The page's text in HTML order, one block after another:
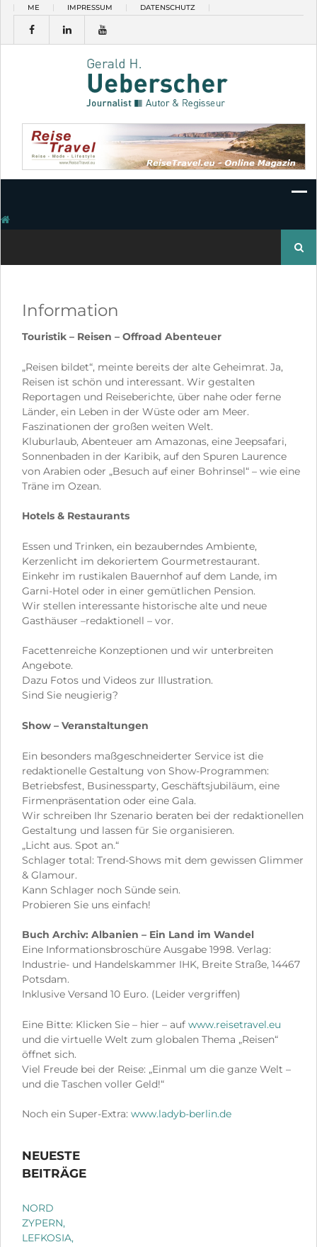
Skip
content
ME IMPRESSUM DATENSCHUTZ
nach:
Information
Touristik – Reisen – Offroad Abenteuer
„Reisen bildet“, meinte bereits der alte Geheimrat. Ja,
Reisen ist schön und interessant. Wir gestalten
Reportagen und Reiseberichte, über nahe oder ferne
Länder, ein Leben in der Wüste oder am Meer.
Faszinationen der großen weiten Welt.
Kluburlaub, Abenteuer am Amazonas, eine Jeepsafari,
Sonnenbaden in der Karibik, auf den Spuren Laurence
von Arabien oder „Besuch auf einer Bohrinsel“ – wie eine
Träne im Ozean.
Hotels & Restaurants
Essen und Trinken, ein bezauberndes Ambiente,
Kerzenlicht im dekoriertem Gourmetrestaurant.
Einkehr im rustikalen Bauernhof auf dem Lande, im
Garni-Hotel oder in einer gemütlichen Pension.
Wir stellen interessante historische alte und neue
Gasthäuser –redaktionell – vor.
Facettenreiche Konzeptionen und wir unterbreiten
Angebote.
Dazu Fotos und Videos zur Illustration.
Sind Sie neugierig?
Show – Veranstaltungen
Ein besonders maßgeschneiderter Service ist die
redaktionelle Gestaltung von Show-Programmen:
Betriebsfest, Businessparty, Geschäftsjubiläum, eine
Firmenpräsentation oder eine Gala.
Wir schreiben Ihr Szenario beraten bei der redaktionellen
Gestaltung und lassen für Sie organisieren.
„Licht aus. Spot an.“
Schlager total: Trend-Shows mit dem gewissen Glimmer
& Glamour.
Kann Schlager noch Sünde sein.
Probieren Sie uns einfach!
Buch Archiv: Albanien – Ein Land im Wandel
Eine Informationsbroschüre Ausgabe 1998. Verlag:
Industrie- und Handelskammer IHK, Breite Straße, 14467
Potsdam.
Inklusive Versand 10 Euro. (Leider vergriffen)
Eine Bitte: Klicken Sie – hier – auf www.reisetravel.eu
und die virtuelle Welt zum globalen Thema „Reisen“
öffnet sich.
Viel Freude bei der Reise: „Einmal um die ganze Welt –
und die Taschen voller Geld!“
Noch ein Super-Extra: www.ladyb-berlin.de
NEUESTE
BEITRÄGE
NORD
ZYPERN,
LEFKOSIA,